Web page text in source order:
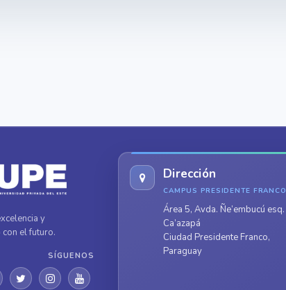
y
el futuro.
SÍGUENOS
Dirección
CAMPUS PRESIDENTE FRANCO
Área 5, Avda. Ñe’embucú esq.
Ca’azapá
Ciudad Presidente Franco,
Paraguay